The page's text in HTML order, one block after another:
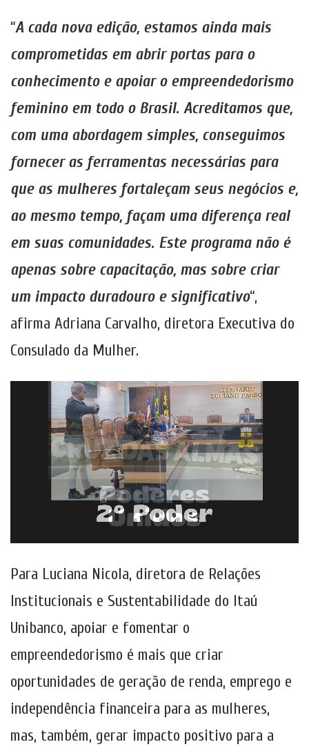
“A cada nova edição, estamos ainda mais
comprometidas em abrir portas para o
conhecimento e apoiar o empreendedorismo
feminino em todo o Brasil. Acreditamos que,
com uma abordagem simples, conseguimos
fornecer as ferramentas necessárias para
que as mulheres fortaleçam seus negócios e,
ao mesmo tempo, façam uma diferença real
em suas comunidades. Este programa não é
apenas sobre capacitação, mas sobre criar
um impacto duradouro e significativo“,
afirma Adriana Carvalho, diretora Executiva do
Consulado da Mulher.
Para Luciana Nicola, diretora de Relações
Institucionais e Sustentabilidade do Itaú
Unibanco, apoiar e fomentar o
empreendedorismo é mais que criar
oportunidades de geração de renda, emprego e
independência financeira para as mulheres,
mas, também, gerar impacto positivo para a